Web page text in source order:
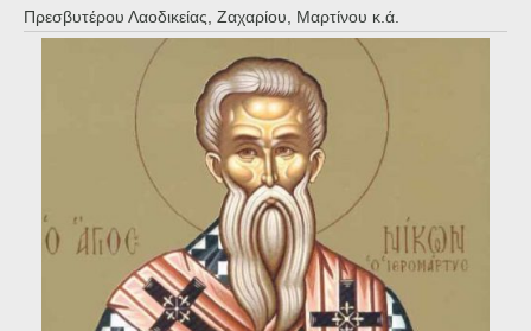
Πρεσβυτέρου Λαοδικείας, Ζαχαρίου, Μαρτίνου κ.ά.